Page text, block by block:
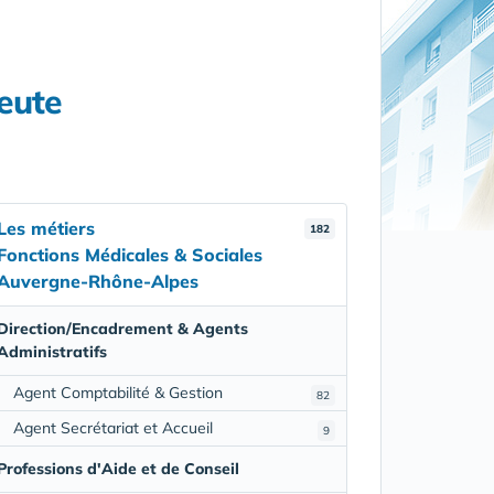
182
métiers
Médicales & Sociales
Rhône-Alpes
Encadrement & Agents
82
Agent Comptabilité & Gestion
9
Agent Secrétariat et Accueil
d'Aide et de Conseil